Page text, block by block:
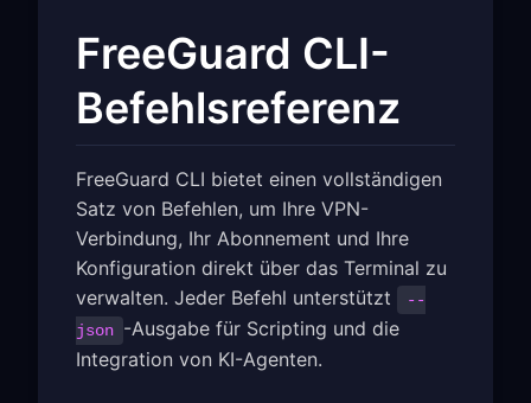
FreeGuard CLI-
Befehlsreferenz
FreeGuard CLI bietet einen vollständigen
Satz von Befehlen, um Ihre VPN-
Verbindung, Ihr Abonnement und Ihre
Konfiguration direkt über das Terminal zu
verwalten. Jeder Befehl unterstützt
--
json -Ausgabe für Scripting und die
Integration von KI-Agenten.